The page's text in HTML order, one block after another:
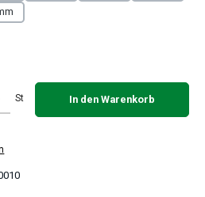
Wert ein oder benutze die Schaltflächen
St In den Warenkorb